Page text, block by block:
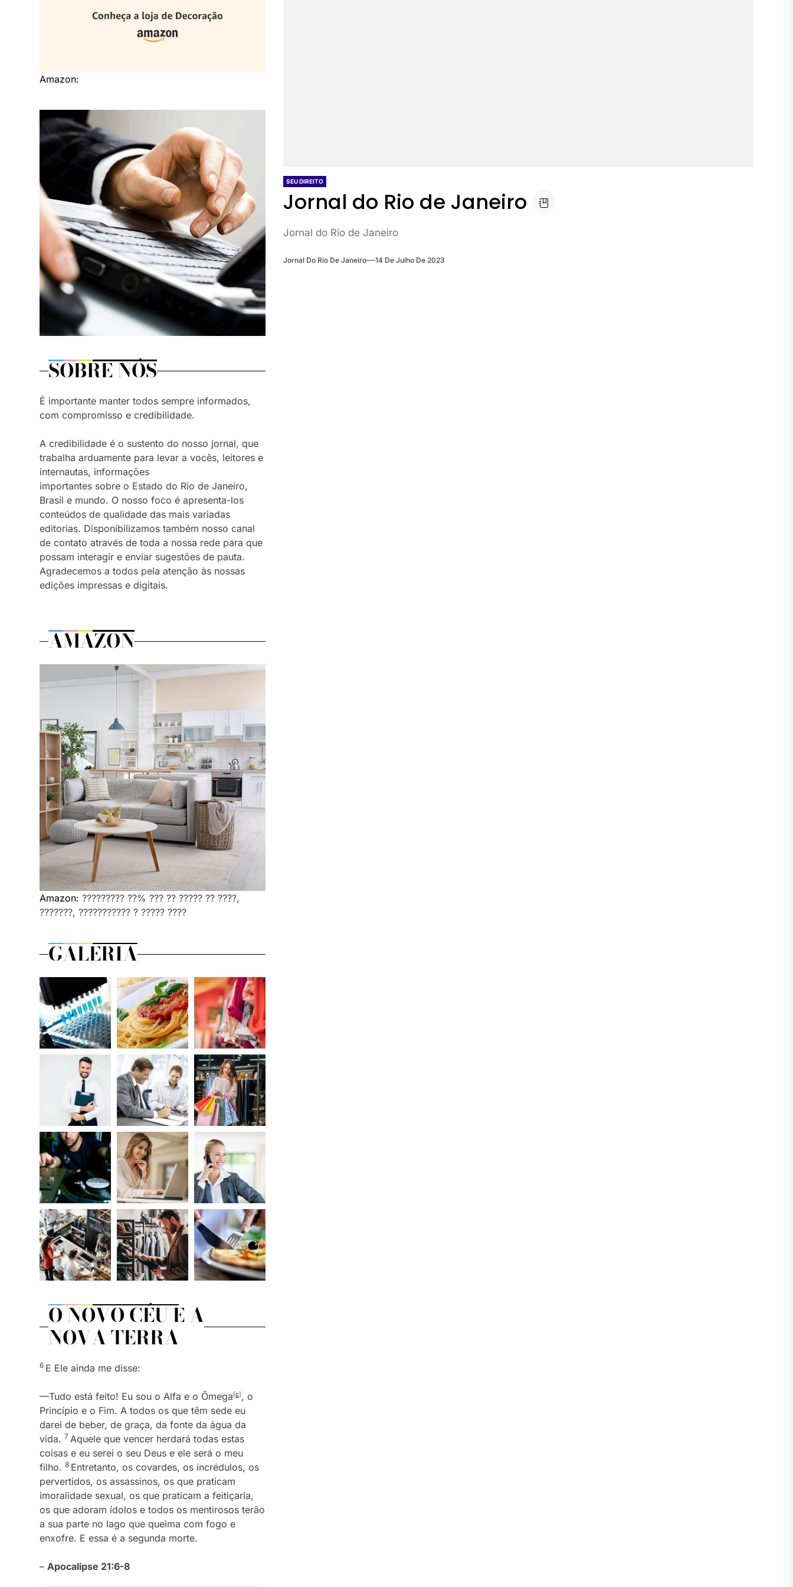
SEU DIREITO
Jornal do Rio de Janeiro
Jornal do Rio de Janeiro
Jornal Do Rio De Janeiro 14 De Julho De 2023
Amazon:
SOBRE NÓS
É importante manter todos sempre informados,
com compromisso e credibilidade.
A credibilidade é o sustento do nosso jornal, que
trabalha arduamente para levar a vocês, leitores e
internautas, informações
importantes sobre o Estado do Rio de Janeiro,
Brasil e mundo. O nosso foco é apresenta-los
conteúdos de qualidade das mais variadas
editorias. Disponibilizamos também nosso canal
de contato através de toda a nossa rede para que
possam interagir e enviar sugestões de pauta.
Agradecemos a todos pela atenção às nossas
edições impressas e digitais.
AMAZON
Amazon: ????????? ??% ??? ?? ????? ?? ????,
???????, ??????????? ? ????? ????
GALERIA
O NOVO CÉU E A
NOVA TERRA
6 E Ele ainda me disse:
—Tudo está feito! Eu sou o Alfa e o Ômega[c], o
Princípio e o Fim. A todos os que têm sede eu
darei de beber, de graça, da fonte da água da
vida. 7 Aquele que vencer herdará todas estas
coisas e eu serei o seu Deus e ele será o meu
filho. 8 Entretanto, os covardes, os incrédulos, os
pervertidos, os assassinos, os que praticam
imoralidade sexual, os que praticam a feitiçaria,
os que adoram ídolos e todos os mentirosos terão
a sua parte no lago que queima com fogo e
enxofre. E essa é a segunda morte.
– Apocalipse 21:6-8